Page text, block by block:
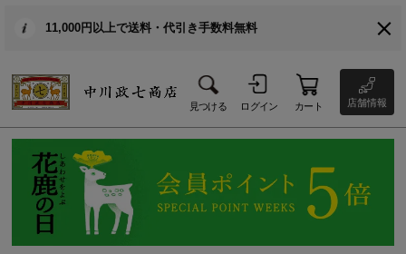
11,000円以上で送料・代引き手数料無料
見つける ログイン カート 店舗情報